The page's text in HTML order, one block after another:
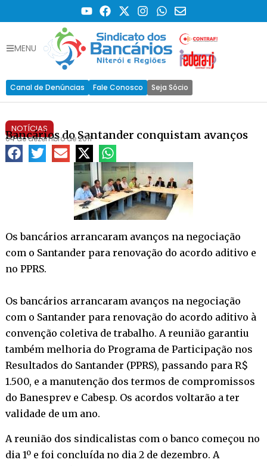
MENU
Canal de Denúncias Fale Conosco Seja Sócio
NOTÍCIAS
Bancários do Santander conquistam avanços
04 de dezembro de 2011
Os bancários arrancaram avanços na negociação
com o Santander para renovação do acordo aditivo e
no PPRS.
Os bancários arrancaram avanços na negociação
com o Santander para renovação do acordo aditivo à
convenção coletiva de trabalho. A reunião garantiu
também melhoria do Programa de Participação nos
Resultados do Santander (PPRS), passando para R$
1.500, e a manutenção dos termos de compromissos
do Banesprev e Cabesp. Os acordos voltarão a ter
validade de um ano.
A reunião dos sindicalistas com o banco começou no
dia 1º e foi concluída no dia 2 de dezembro. A